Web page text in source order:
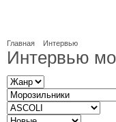
Главная Интервью
Интервью